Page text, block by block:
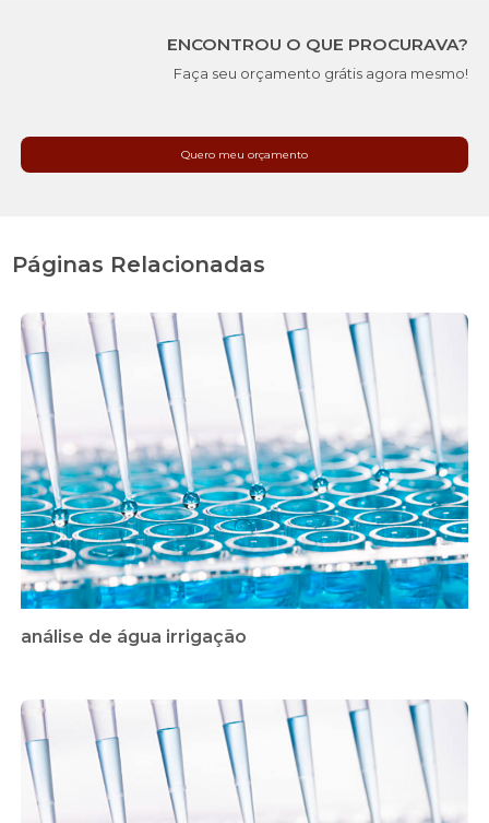
ENCONTROU O QUE PROCURAVA?
Faça seu orçamento grátis agora mesmo!
Quero meu orçamento
Páginas Relacionadas
análise de água irrigação